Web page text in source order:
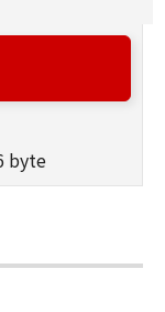
and non-
Products
byte